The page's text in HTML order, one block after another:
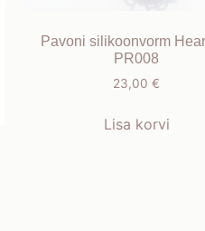
Pavoni silikoonvorm
PR008
23,00€
Lisa korvi